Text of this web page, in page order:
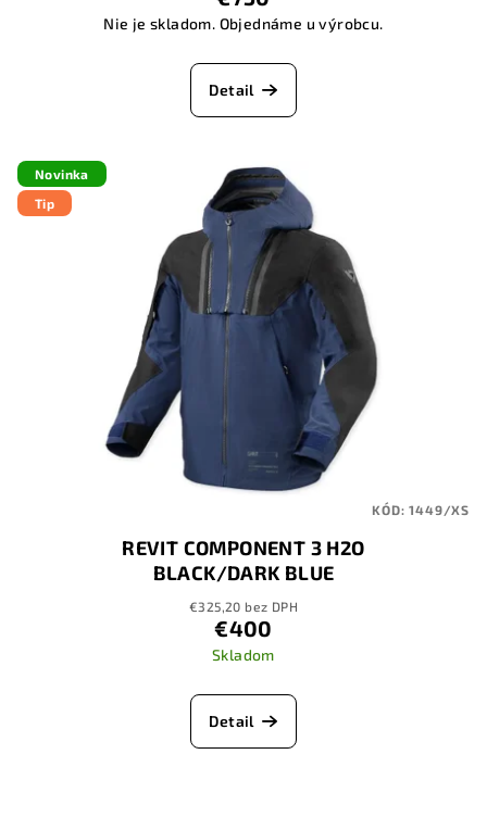
Nie je skladom. Objednáme u výrobcu.
Detail
Novinka
Tip
REVIT COMPONENT 3 H2O
BLACK/DARK BLUE
€325,20 bez DPH
€400
Skladom
Detail
KÓD:1449/XS